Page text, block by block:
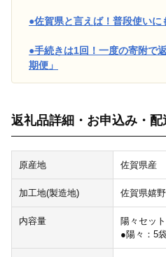
●佐賀県と言えば！普段使いに
●手続きは1回！一度の寄附で
期便」
返礼品詳細・お申込み・配
原産地 佐賀県産
加工地(製造地) 佐賀県嬉
内容量
陽々セッ
●陽々：5